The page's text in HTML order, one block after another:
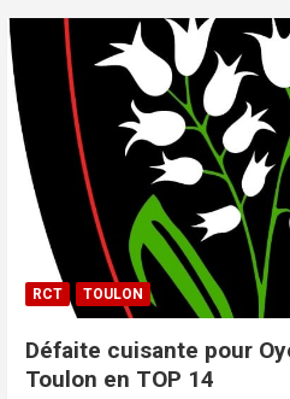
RCT TOULON
Défaite cuisante pour
Toulon en TOP 14